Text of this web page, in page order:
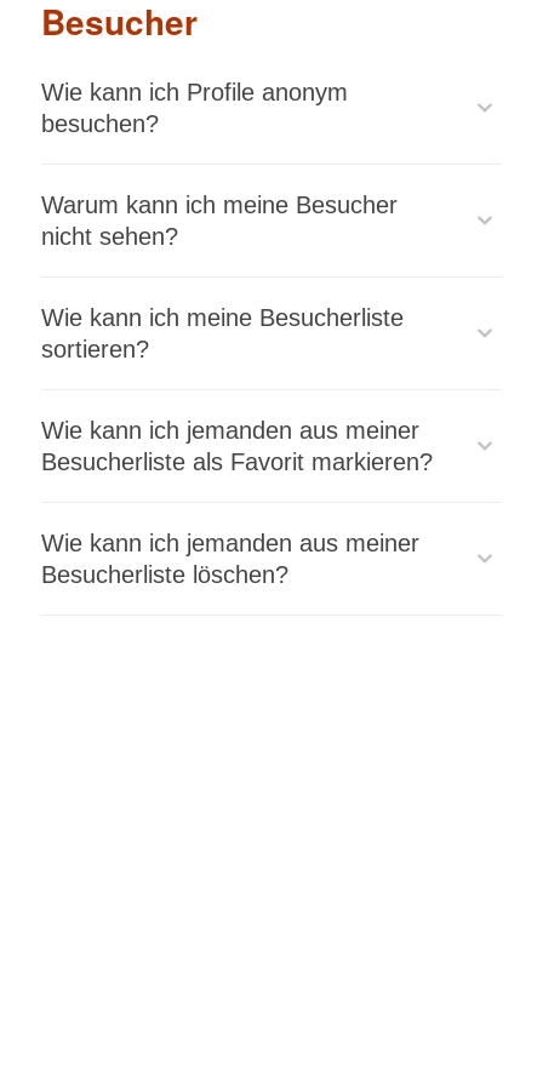
Besucher
Wie kann ich Profile anonym
besuchen?
Achtung:
Warum kann ich meine Besucher
nicht sehen?
Wie kann ich meine Besucherliste
sortieren?
Wie kann ich jemanden aus meiner
Besucherliste als Favorit markieren?
Desktop:
Wie kann ich jemanden aus meiner
Besucherliste löschen?